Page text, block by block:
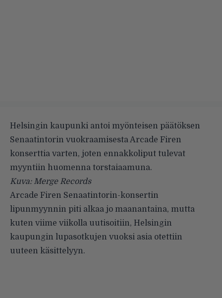
Helsingin kaupunki antoi myönteisen päätöksen
Senaatintorin vuokraamisesta Arcade Firen
konserttia varten, joten ennakkoliput tulevat
myyntiin huomenna torstaiaamuna.
Kuva: Merge Records
Arcade Firen Senaatintorin-konsertin
lipunmyynnin piti alkaa jo maanantaina, mutta
kuten viime viikolla uutisoitiin, Helsingin
kaupungin lupasotkujen vuoksi asia otettiin
uuteen käsittelyyn.